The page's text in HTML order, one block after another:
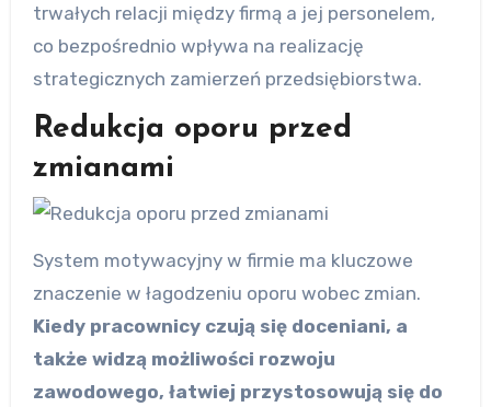
trwałych relacji między firmą a jej personelem,
co bezpośrednio wpływa na realizację
strategicznych zamierzeń przedsiębiorstwa.
Redukcja oporu przed
zmianami
System motywacyjny w firmie ma kluczowe
znaczenie w łagodzeniu oporu wobec zmian.
Kiedy pracownicy czują się doceniani, a
także widzą możliwości rozwoju
zawodowego, łatwiej przystosowują się do